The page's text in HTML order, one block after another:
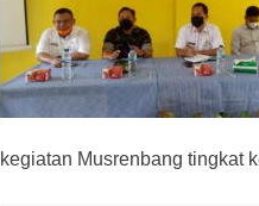
kegiatan Musrenbang tingkat